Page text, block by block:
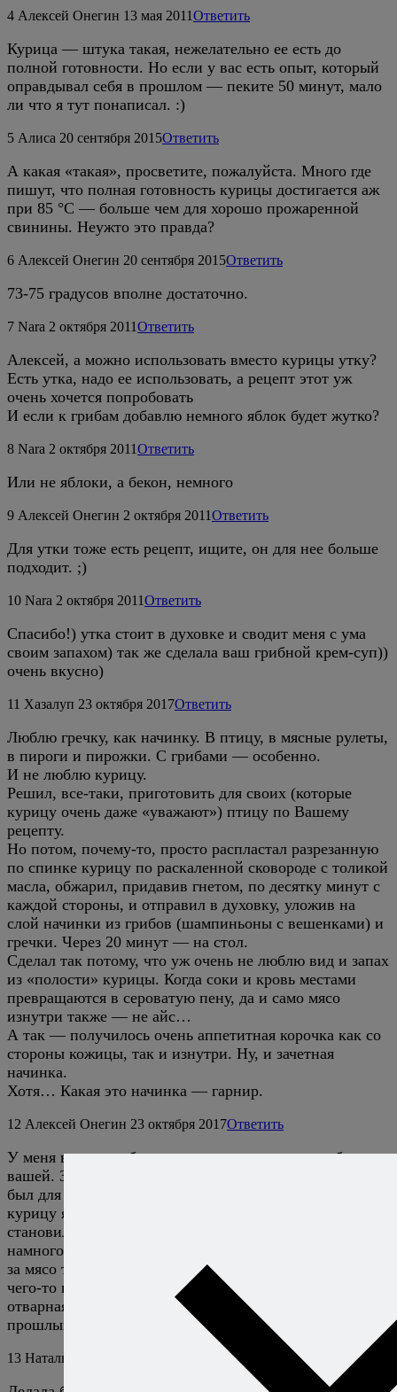
4 Алексей Онегин 13 мая 2011Ответить
Курица — штука такая, нежелательно ее есть до
полной готовности. Но если у вас есть опыт, который
оправдывал себя в прошлом — пеките 50 минут, мало
ли что я тут понаписал. :)
5 Алиса 20 сентября 2015Ответить
А какая «такая», просветите, пожалуйста. Много где
пишут, что полная готовность курицы достигается аж
при 85 °C — больше чем для хорошо прожаренной
свинины. Неужто это правда?
6 Алексей Онегин 20 сентября 2015Ответить
73-75 градусов вполне достаточно.
7 Nara 2 октября 2011Ответить
Алексей, а можно использовать вместо курицы утку?
Есть утка, надо ее использовать, а рецепт этот уж
очень хочется попробовать
И если к грибам добавлю немного яблок будет жутко?
8 Nara 2 октября 2011Ответить
Или не яблоки, а бекон, немного
9 Алексей Онегин 2 октября 2011Ответить
Для утки тоже есть рецепт, ищите, он для нее больше
подходит. ;)
10 Nara 2 октября 2011Ответить
Спасибо!) утка стоит в духовке и сводит меня с ума
своим запахом) так же сделала ваш грибной крем-суп))
очень вкусно)
11 Хазалуп 23 октября 2017Ответить
Люблю гречку, как начинку. В птицу, в мясные рулеты,
в пироги и пирожки. С грибами — особенно.
И не люблю курицу.
Решил, все-таки, приготовить для своих (которые
курицу очень даже «уважают») птицу по Вашему
рецепту.
Но потом, почему-то, просто распластал разрезанную
по спинке курицу по раскаленной сковороде с толикой
масла, обжарил, придавив гнетом, по десятку минут с
каждой стороны, и отправил в духовку, уложив на
слой начинки из грибов (шампиньоны с вешенками) и
гречки. Через 20 минут — на стол.
Сделал так потому, что уж очень не люблю вид и запах
из «полости» курицы. Когда соки и кровь местами
превращаются в сероватую пену, да и само мясо
изнутри также — не айс…
А так — получилось очень аппетитная корочка как со
стороны кожицы, так и изнутри. Ну, и зачетная
начинка.
Хотя… Какая это начинка — гарнир.
12 Алексей Онегин 23 октября 2017Ответить
У меня в детстве была реакция на курицу, подобная
вашей. Запах курицы, которую только начали жарить,
был для меня омерзителен, при том, что в принципе
курицу я ел, потому что потом он куда-то девался, и
становился более приятным. Но полюбил курицу я уже
намного позже. Все равно не думаю, что ем ее часто, и
за мясо тоже толком не считаю, но иногда хочется
чего-то вот эдакого, как эта запеченная курица, или
отварная в кантонском стиле, которую я готовил в
прошлый раз.
13 Наталья Ответить